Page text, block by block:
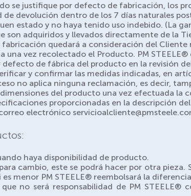
se justifique por defecto de fabricación, los
devolución dentro de los 7 días naturales
estado y no haya tenido uso indebido. (La
son adquiridos y llevados directamente de la
quedará a consideración del
una vez recolectado el Producto. PM
de fábrica del producto en la revisión
y confirmar las medidas indicadas, en
no aplica ninguna reclamación, es decir,
del producto una vez efectuada la
proporcionadas en la descripción
electrónico
haya disponibilidad de producto.
cambio, este se podrá hacer por otra pieza.
menor PM STEELE® reembolsará la
no será responsabilidad de PM